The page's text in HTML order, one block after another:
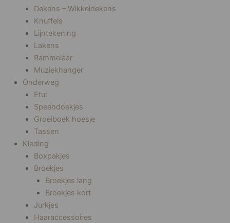
Dekens – Wikkeldekens
Knuffels
Lijntekening
Lakens
Rammelaar
Muziekhanger
Onderweg
Etui
Speendoekjes
Groeiboek hoesje
Tassen
Kleding
Boxpakjes
Broekjes
Broekjes lang
Broekjes kort
Jurkjes
Haaraccessoires